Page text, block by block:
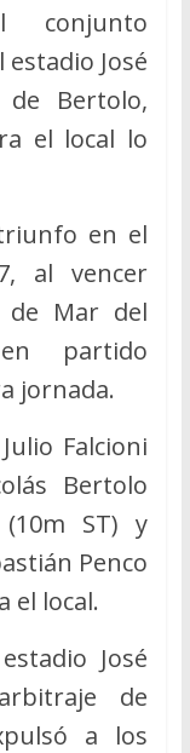
conjunto
José
Bertolo,
el local lo
en el
al vencer
de Mar del
partido
jornada.
Falcioni
Bertolo
(10m ST) y
Penco
el local.
José
de
a los